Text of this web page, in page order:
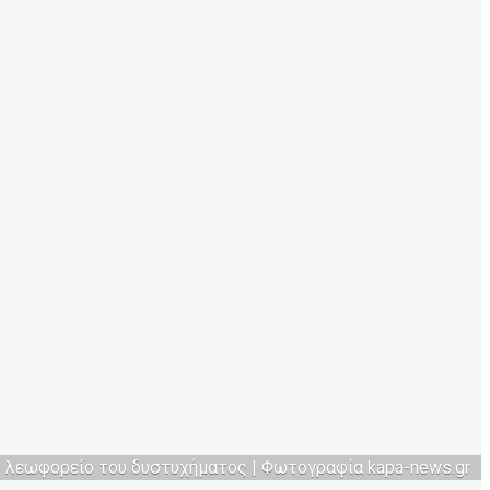
λεωφορείο του δυστυχήματος | Φωτογραφία kapa-news.gr